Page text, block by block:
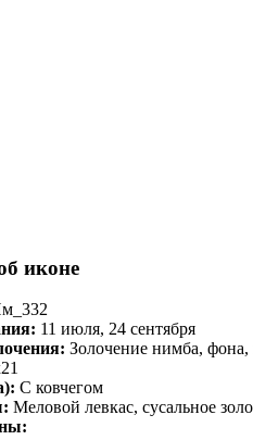
иконе
11 июля, 24 сентября
Золочение нимба, фона,
С ковчегом
Меловой левкас, сусальное